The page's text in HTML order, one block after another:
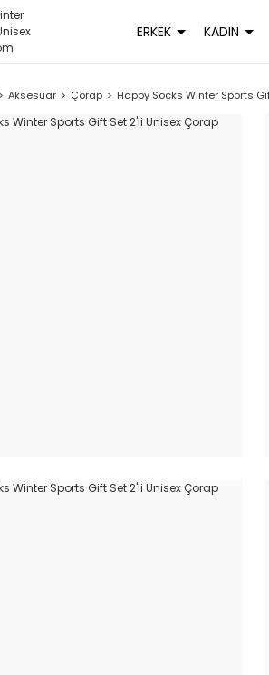
ERKEK KADIN
Aksesuar Çorap Happy Socks Winter Sports